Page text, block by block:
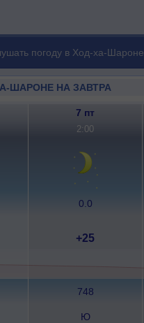
погоду в Ход-ха-Шароне
ШАРОНЕ НА ЗАВТРА
7 пт
2:00
0.0
+25
748
Ю